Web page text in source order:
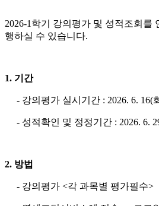
2026-1학기 강의평가 및 성적조회를
행하실 수 있습니다.
1. 기간
- 강의평가 실시기간 : 2026. 6. 16(
- 성적확인 및 정정기간 : 2026. 6.
2. 방법
- 강의평가 <각 과목별 평가필수>